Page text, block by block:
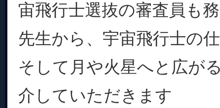
宙飛行士選抜の審査員も
先生から、宇宙飛行士の
そして月や火星へと広が
介していただきます